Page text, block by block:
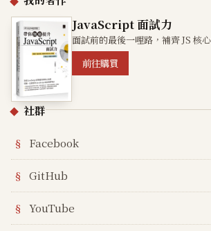
JavaScript 面試力
面試前的最後一哩路，補齊 JS 核
前往購買
社群
Facebook
GitHub
YouTube